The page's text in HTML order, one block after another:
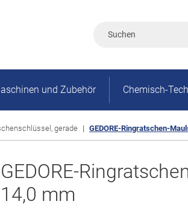
und Zubehör Chemisch-
gerade GEDORE-Ringratschen-
GEDORE-
14,0 mm